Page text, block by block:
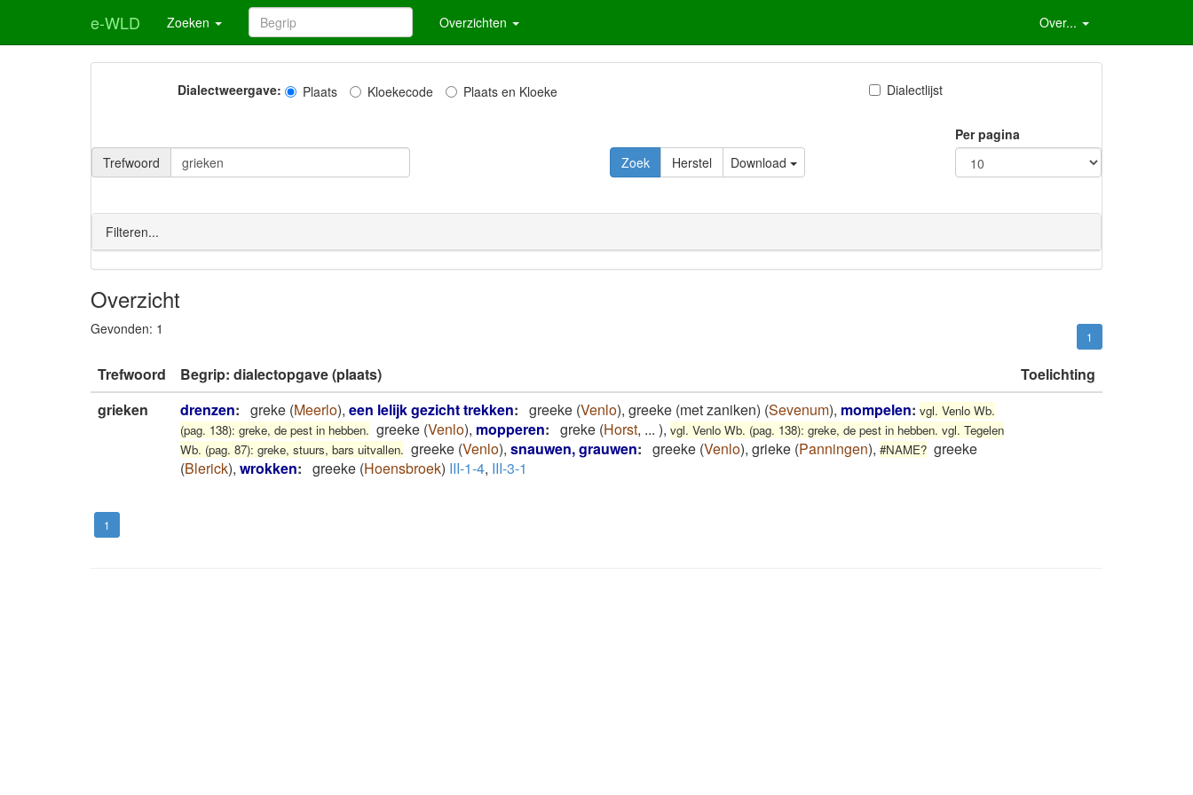
e-WLD Zoeken Overzichten Over...
Dialectweergave: Plaats Kloekecode Plaats en Kloeke Dialectlijst
Trefwoord Download
Per pagina
Filteren...
Overzicht
Gevonden: 1 1
Trefwoord Begrip: dialectopgave (plaats)
Toelichting
grieken
drenzen: greke (Meerlo), een lelijk gezicht trekken: greeke (Venlo), greeke (met zaniken) (Sevenum), mompelen: vgl. Venlo Wb.
(pag. 138): greke, de pest in hebben. greeke (Venlo), mopperen: greke (Horst, ... ), vgl. Venlo Wb. (pag. 138): greke, de pest in hebben. vgl. Tegelen
Wb. (pag. 87): greke, stuurs, bars uitvallen. greeke (Venlo), snauwen, grauwen: greeke (Venlo), grieke (Panningen), #NAME? greeke
(Blerick), wrokken: greeke (Hoensbroek) III-1-4, III-3-1
1